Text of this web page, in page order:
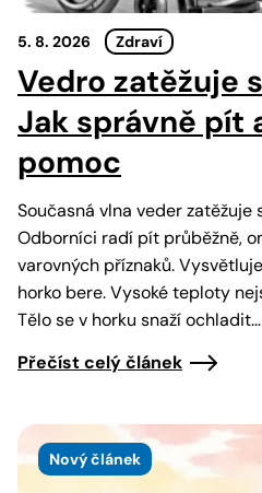
5. 8. 2026 Zdraví
Vedro zatěžuje
Jak správně pít
pomoc
Současná vlna veder zatěžuje
Odborníci radí pít průběžně,
varovných příznaků.
horko bere. Vysoké teploty
Tělo se v horku snaží ochladit…
Přečíst celý článek
Nový článek